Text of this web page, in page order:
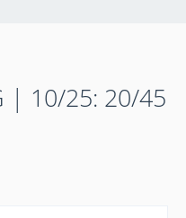
| 10/25: 20/45